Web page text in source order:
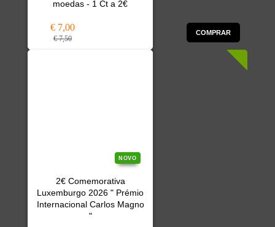
moedas - 1 Ct a 2€
€ 7,00
€ 7,50
COMPRAR
NOVO
2€ Comemorativa
Luxemburgo 2026 " Prémio
Internacional Carlos Magno
"